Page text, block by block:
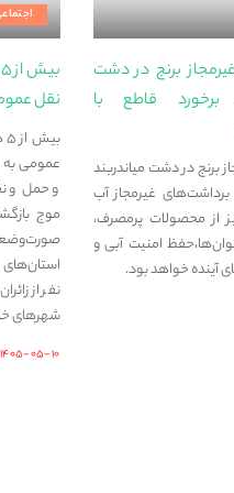
غیرمجاز برنج در دشت
برخورد قاطع با
برنج در دشت میاندربند
برداشت‌های غیرمجاز آب
از محصولات پرمصرف،
امنیت آبی و
آینده خواهد بود.
نقل
عمومی به
و حمل‌ و
نفر از
شهرهای
۱۴۰۵-۰۵-۱۰